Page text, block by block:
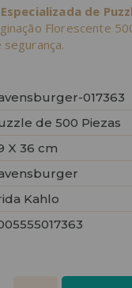
de
Florescente
017363
de 500 Piezas
X 36 cm
Kahlo